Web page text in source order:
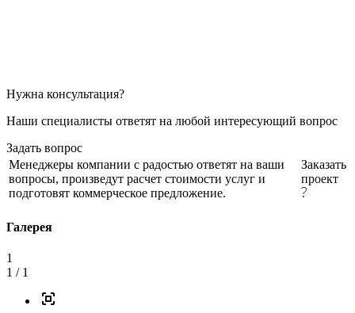
Нужна консультация?
Наши специалисты ответят на любой интересующий вопрос
Задать вопрос
Менеджеры компании с радостью ответят на ваши
вопросы, произведут расчет стоимости услуг и
подготовят коммерческое предложение.
Заказать
проект
Галерея
1
1 / 1